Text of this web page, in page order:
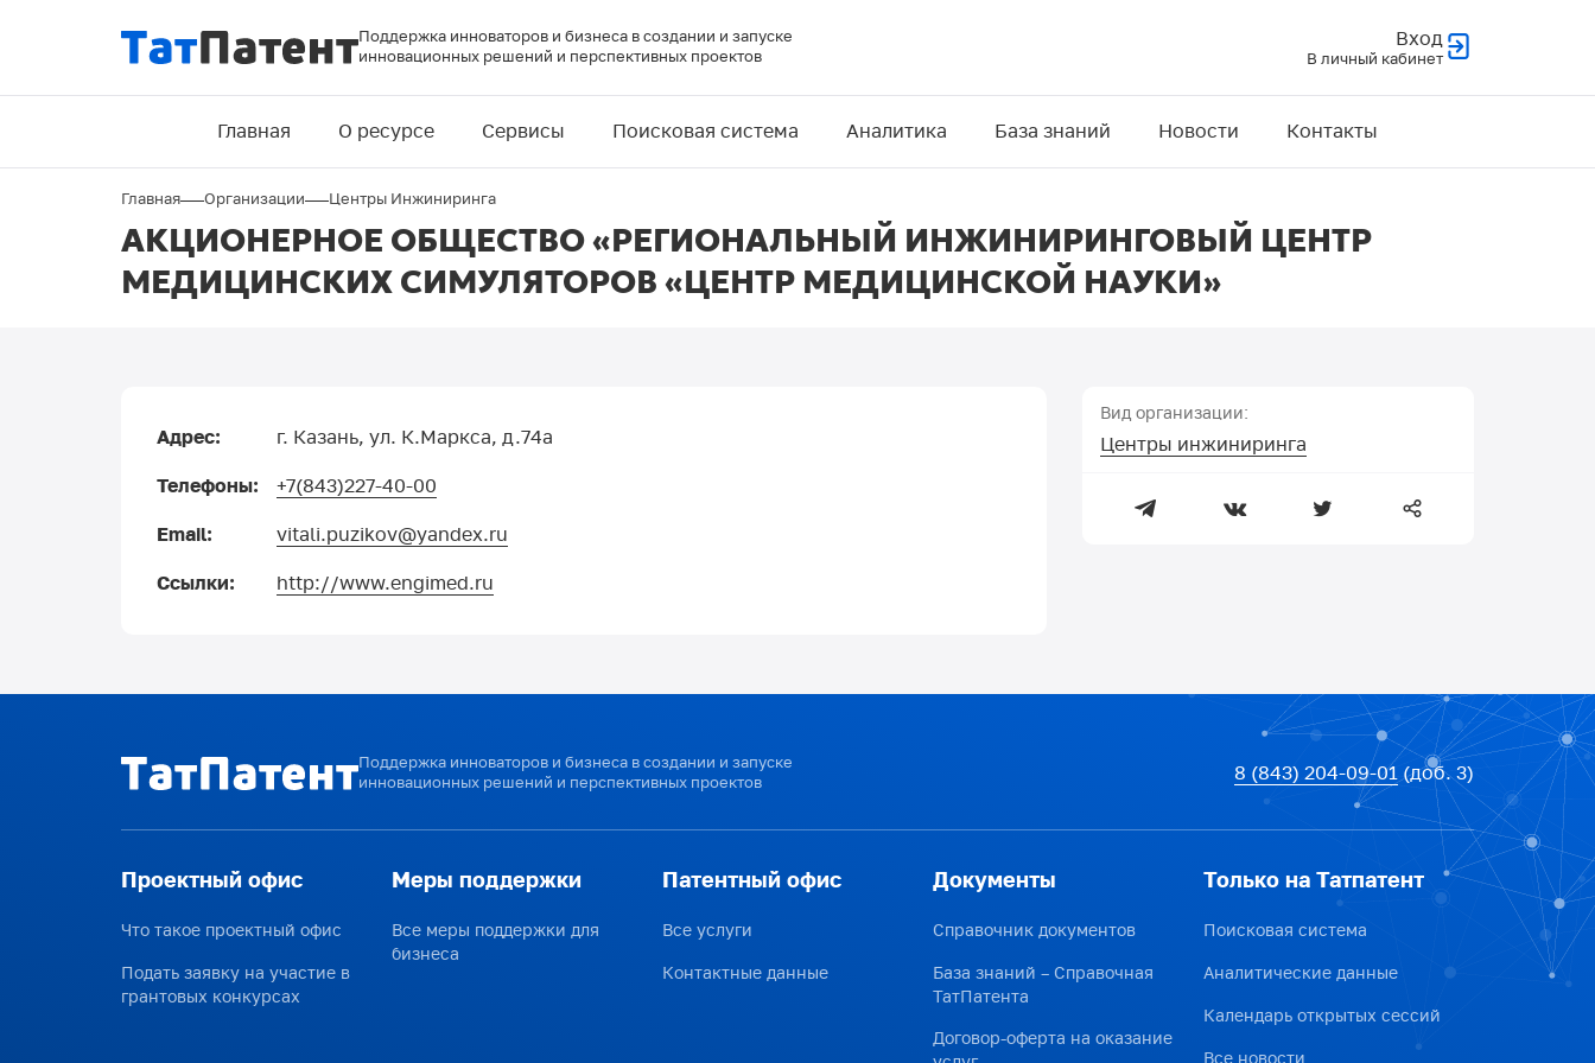
Поддержка инноваторов и бизнеса в создании и запуске
инновационных решений и перспективных проектов
Вход
В личный кабинет
Основная
навигация
Главная О ресурсе Сервисы Поисковая система Аналитика База знаний Новости Контакты
Строка
навигации
Главная Организации Центры Инжиниринга
АКЦИОНЕРНОЕ ОБЩЕСТВО «РЕГИОНАЛЬНЫЙ ИНЖИНИРИНГОВЫЙ ЦЕНТР
МЕДИЦИНСКИХ СИМУЛЯТОРОВ «ЦЕНТР МЕДИЦИНСКОЙ НАУКИ»
Адрес: г. Казань, ул. К.Маркса, д.74а
Телефоны: +7(843)227-40-00
Email: vitali.puzikov@yandex.ru
Ссылки: http://www.engimed.ru
Вид организации:
Центры инжиниринга
Поддержка инноваторов и бизнеса в создании и запуске
инновационных решений и перспективных проектов
8 (843) 204-09-01 (доб. 3)
Проектный офис
Что такое проектный офис
Подать заявку на участие в
грантовых конкурсах
Меры поддержки
Все меры поддержки для
бизнеса
Патентный офис
Все услуги
Контактные данные
Документы
Справочник документов
База знаний – Справочная
ТатПатента
Договор-оферта на оказание
Только на Татпатент
Поисковая система
Аналитические данные
Календарь открытых сессий
Все новости